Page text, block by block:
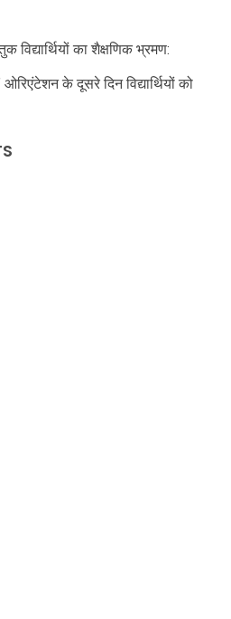
विद्यार्थियों का शैक्षणिक भ्रमण:
ओरिएंटेशन के दूसरे दिन विद्यार्थियों को